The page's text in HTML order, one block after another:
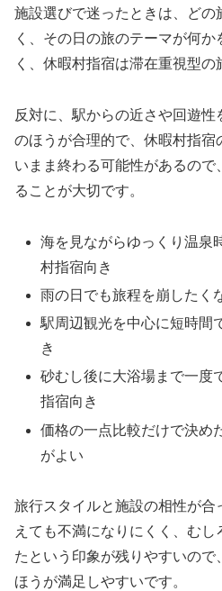
施設選びで迷ったときは、どの
く、その日の旅のテーマが何
く、休暇村指宿は滞在重視型の
反対に、駅からの近さや回遊
のほうが合理的で、休暇村指宿
いまま終わる可能性があるので
ることが大切です。
海を見ながらゆっくり温泉
村指宿向き
雨の日でも旅程を崩したく
駅周辺観光を中心に短時間
き
砂むし後に大浴場まで一度
指宿向き
価格の一点比較だけで決め
がよい
旅行スタイルと施設の相性が合
えても不満になりにくく、む
たという印象が残りやすいの
ほうが満足しやすいです。